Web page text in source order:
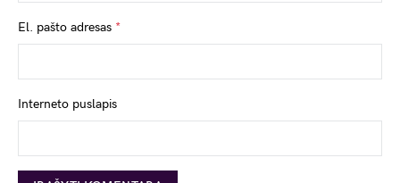
El. pašto adresas *
Interneto puslapis